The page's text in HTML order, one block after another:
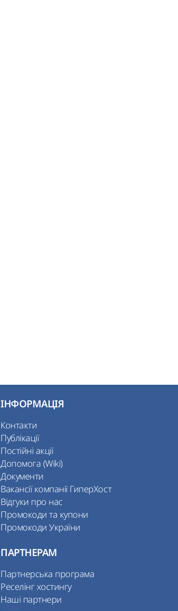
ІНФОРМАЦІЯ
Контакти
Публікації
Постійні акції
Допомога (Wiki)
Документи
Вакансії компанії ГиперХост
Відгуки про нас
Промокоди та купони
Промокоди України
ПАРТНЕРАМ
Партнерська програма
Реселінг хостингу
Наші партнери